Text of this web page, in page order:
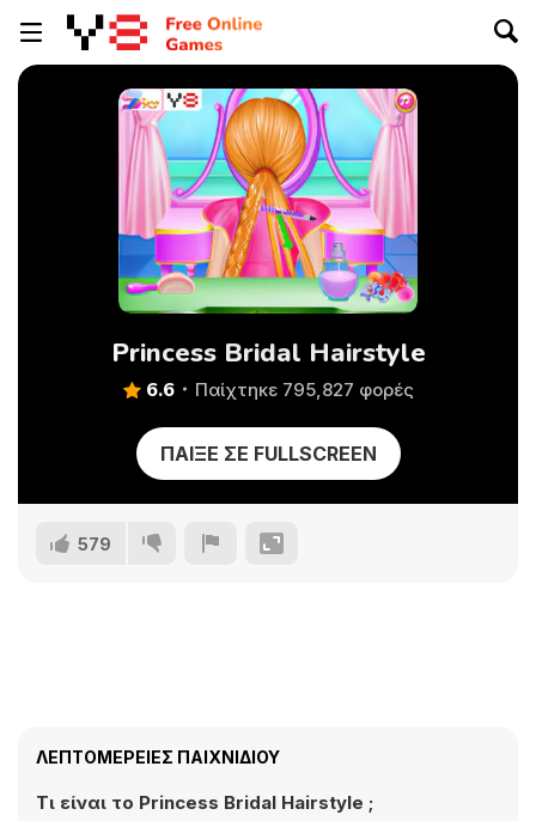
Princess Bridal Hairstyle
6.6 Παίχτηκε 795,827 φορές
ΠΑΊΞΕ ΣΕ FULLSCREEN
579
ΛΕΠΤΟΜΈΡΕΙΕΣ ΠΑΙΧΝΙΔΙΟΎ
Τι είναι το Princess Bridal Hairstyle ;